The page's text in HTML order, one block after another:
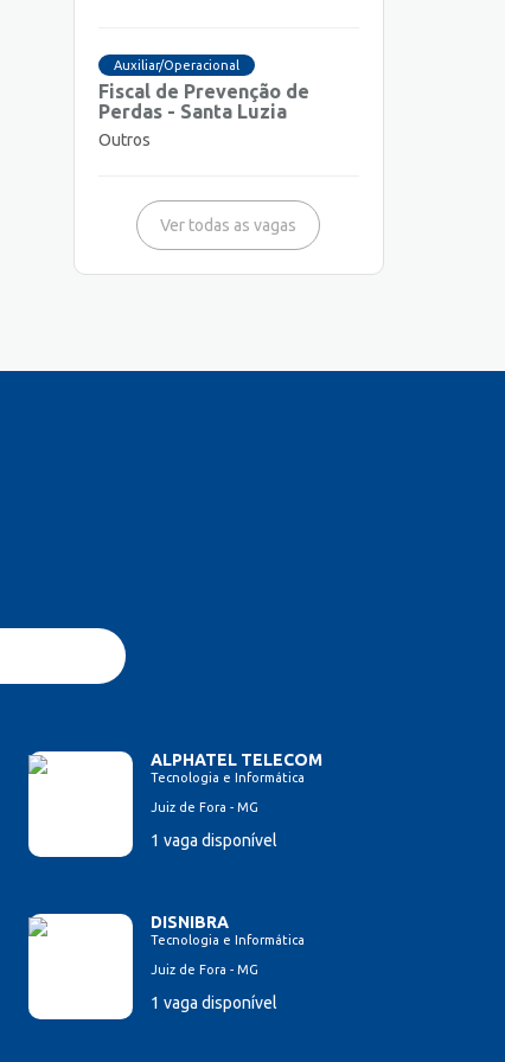
Auxiliar/Operacional
Fiscal de Prevenção de
Perdas - Santa Luzia
Outros
Ver todas as vagas
ALPHATEL TELECOM
Tecnologia e Informática
Juiz de Fora - MG
1 vaga disponível
DISNIBRA
Tecnologia e Informática
Juiz de Fora - MG
1 vaga disponível